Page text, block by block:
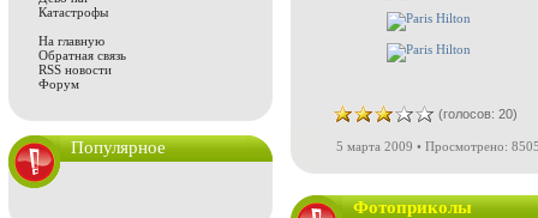
Катастрофы
На главную
Обратная связь
RSS новости
Форум
Популярное
(голосов: 20)
5 марта 2009 • Просмотрено:
Фотоприколы